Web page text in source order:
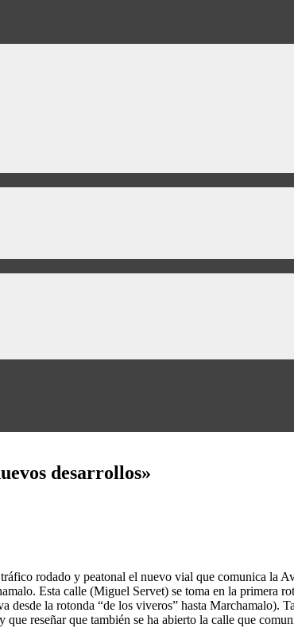
desarrollos»
rodado y peatonal el nuevo vial que comunica la
Esta calle (Miguel Servet) se toma en la primera
la rotonda “de los viveros” hasta Marchamalo).
reseñar que también se ha abierto la calle que